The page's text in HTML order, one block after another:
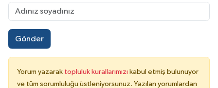
Gönder
Yorum yazarak topluluk kurallarımızı kabul etmiş bulunuyor
ve tüm sorumluluğu üstleniyorsunuz. Yazılan yorumlardan